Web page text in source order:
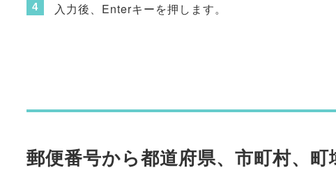
入力後、Enterキーを押します。
郵便番号から都道府県、市町村、